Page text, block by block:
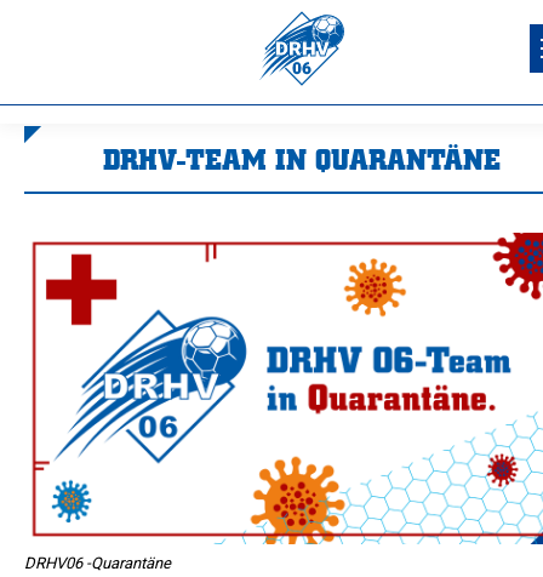
DRHV-TEAM IN QUARANTÄNE
DRHV06 -Quarantäne